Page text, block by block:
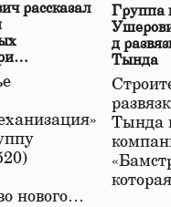
рассказал
моста
нового…
Группа
д
Тында
Тында